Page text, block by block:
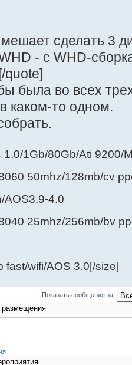
сделать 3
- с WHD-
quote]
была во всех
каком-то одном.
1Gb/80Gb/Ati 9200/
50mhz/128mb/cv
AOS3.9-4.0
25mhz/256mb/bv
fast/wifi/AOS 3.0[/size]
Показать сообщения за: